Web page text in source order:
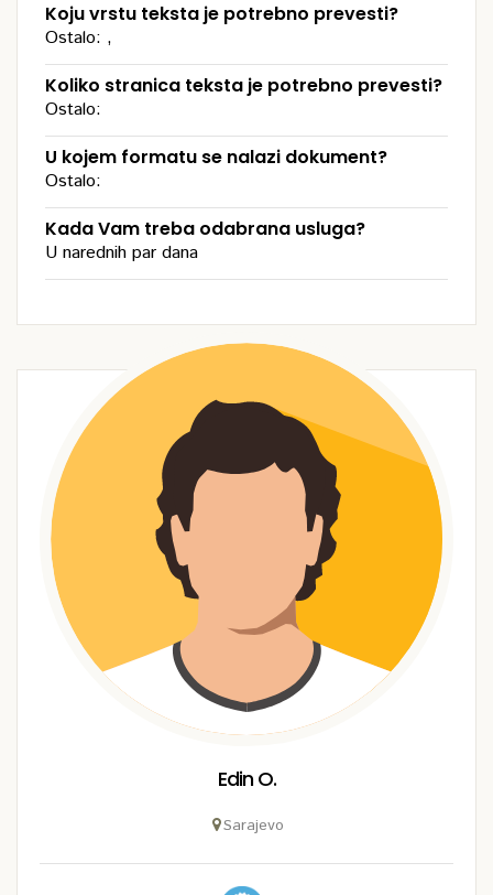
Koju vrstu teksta je potrebno prevesti?
Ostalo: ,
Koliko stranica teksta je potrebno prevesti?
Ostalo:
U kojem formatu se nalazi dokument?
Ostalo:
Kada Vam treba odabrana usluga?
U narednih par dana
Edin O.
Sarajevo